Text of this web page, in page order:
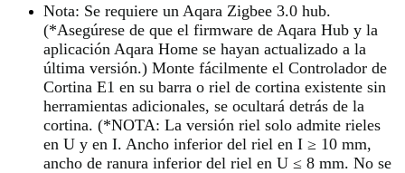
Nota: Se requiere un Aqara Zigbee 3.0 hub.
(*Asegúrese de que el firmware de Aqara Hub y la
aplicación Aqara Home se hayan actualizado a la
última versión.) Monte fácilmente el Controlador de
Cortina E1 en su barra o riel de cortina existente sin
herramientas adicionales, se ocultará detrás de la
cortina. (*NOTA: La versión riel solo admite rieles
en U y en I. Ancho inferior del riel en I ≥ 10 mm,
ancho de ranura inferior del riel en U ≤ 8 mm. No se